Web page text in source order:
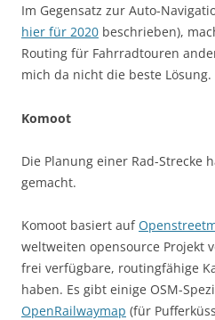
Im Gegensatz zur Auto-
hier für 2020 beschrieben),
Routing für Fahrradtouren
mich da nicht die beste Lösung.
Komoot
Die Planung einer Rad-Strecke
gemacht.
Komoot basiert auf
weltweiten opensource Projekt
frei verfügbare, routingfähige
haben. Es gibt einige OSM-
OpenRailwaymap (für